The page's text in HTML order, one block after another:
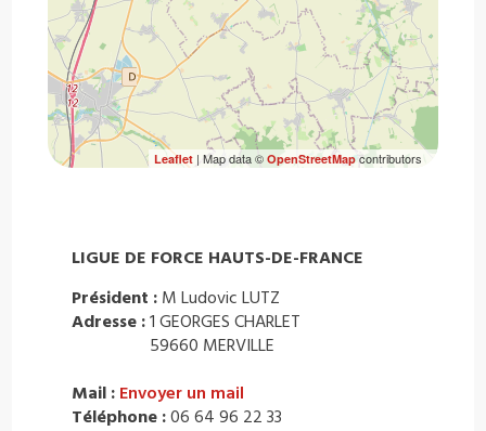
Leaflet| Map data © OpenStreetMapcontributors
LIGUE DE FORCE HAUTS-DE-FRANCE
Président : M Ludovic LUTZ
Adresse :1 GEORGES CHARLET
59660 MERVILLE
Mail : Envoyer un mail
Téléphone :06 64 96 22 33